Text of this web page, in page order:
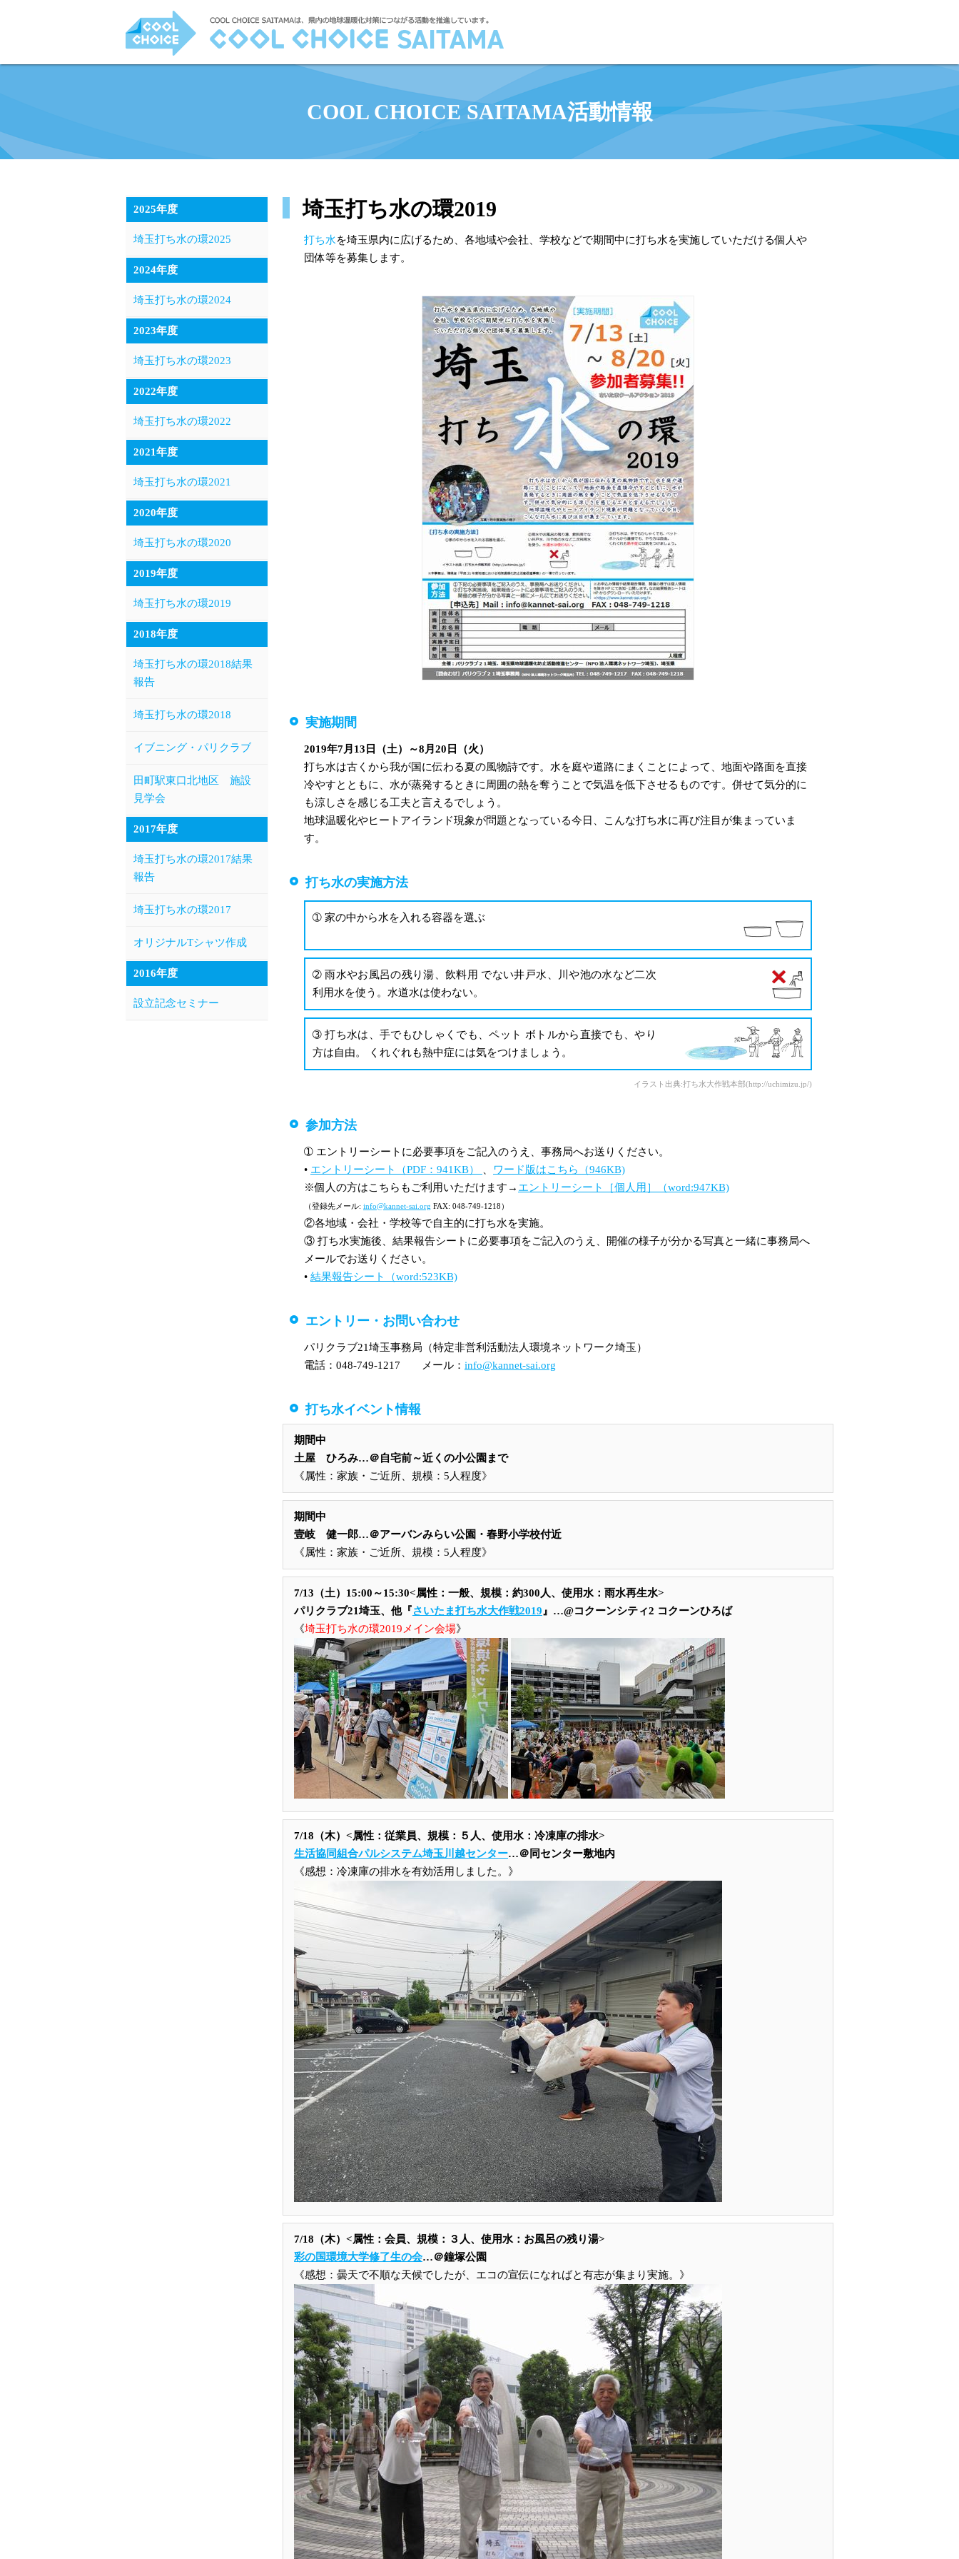
COOL CHOICE SAITAMA活動情報
2025年度
埼玉打ち水の環2025
2024年度
埼玉打ち水の環2024
2023年度
埼玉打ち水の環2023
2022年度
埼玉打ち水の環2022
2021年度
埼玉打ち水の環2021
2020年度
埼玉打ち水の環2020
2019年度
埼玉打ち水の環2019
2018年度
埼玉打ち水の環2018結果
報告
埼玉打ち水の環2018
イブニング・パリクラブ
田町駅東口北地区 施設
見学会
2017年度
埼玉打ち水の環2017結果
報告
埼玉打ち水の環2017
オリジナルTシャツ作成
2016年度
設立記念セミナー
埼玉打ち水の環2019
打ち水を埼玉県内に広げるため、各地域や会社、学校などで期間中に打ち水を実施していただける個人や
団体等を募集します。
実施期間
2019年7月13日（土）～8月20日（火）
打ち水は古くから我が国に伝わる夏の風物詩です。水を庭や道路にまくことによって、地面や路面を直接
冷やすとともに、水が蒸発するときに周囲の熱を奪うことで気温を低下させるものです。併せて気分的に
も涼しさを感じる工夫と言えるでしょう。
地球温暖化やヒートアイランド現象が問題となっている今日、こんな打ち水に再び注目が集まっていま
す。
打ち水の実施方法
➀ 家の中から水を入れる容器を選ぶ
➁ 雨水やお風呂の残り湯、飲料用 でない井戸水、川や池の水など二次
利用水を使う。 水道水は使わない。
➂ 打ち水は、手でもひしゃくでも、ペット ボトルから直接でも、やり
方は自由。 くれぐれも熱中症には気をつけましょう。
イラスト出典:打ち水大作戦本部(http://uchimizu.jp/)
参加方法
➀ エントリーシートに必要事項をご記入のうえ、事務局へお送りください。
• エントリーシート（PDF：941KB）
ワード版はこちら（946KB)
※個人の方はこちらもご利用いただけます→ エントリーシート［個人用］（word:947KB)
（登録先メール: info@kannet-sai.org FAX: 048-749-1218）
②各地域・会社・学校等で自主的に打ち水を実施。
③ 打ち水実施後、結果報告シートに必要事項をご記入のうえ、開催の様子が分かる写真と一緒に事務局へ
メールでお送りください。
• 結果報告シート（word:523KB)
エントリー・お問い合わせ
パリクラブ21埼玉事務局（特定非営利活動法人環境ネットワーク埼玉）
電話：048-749-1217 メール： info@kannet-sai.org
打ち水イベント情報
期間中
土屋 ひろみ…＠自宅前～近くの小公園まで
《属性：家族・ご近所、規模：5人程度》
期間中
壹岐 健一郎…＠アーバンみらい公園・春野小学校付近
《属性：家族・ご近所、規模：5人程度》
7/13（土）15:00～15:30<属性：一般、規模：約300人、使用水：雨水再生水>
パリクラブ21埼玉、他『さいたま打ち水大作戦2019 』…@コクーンシティ2 コクーンひろば
《埼玉打ち水の環2019メイン会場》
7/18（木）<属性：従業員、規模：５人、使用水：冷凍庫の排水>
生活協同組合パルシステム埼玉川越センター…＠同センター敷地内
《感想：冷凍庫の排水を有効活用しました。》
7/18（木）<属性：会員、規模：３人、使用水：お風呂の残り湯>
彩の国環境大学修了生の会…＠鐘塚公園
《感想：曇天で不順な天候でしたが、エコの宣伝になればと有志が集まり実施。》